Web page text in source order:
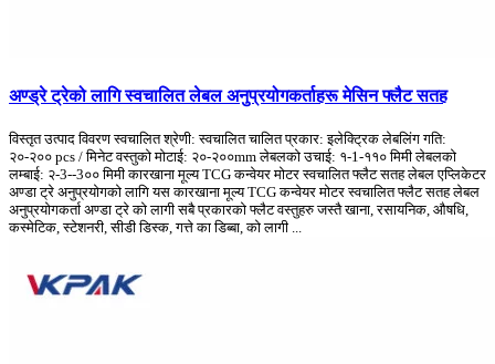
अण्ड्रे ट्रेको लागि स्वचालित लेबल अनुप्रयोगकर्ताहरू मेसिन फ्लैट सतह
विस्तृत उत्पाद विवरण स्वचालित श्रेणी: स्वचालित चालित प्रकार: इलेक्ट्रिक लेबलिंग गति:
२०-२०० pcs / मिनेट वस्तुको मोटाई: २०-२००mm लेबलको उचाई: १-1-११० मिमी लेबलको
लम्बाई: २-3--3०० मिमी कारखाना मूल्य TCG कन्वेयर मोटर स्वचालित फ्लैट सतह लेबल एप्लिकेटर
अण्डा ट्रे अनुप्रयोगको लागि यस कारखाना मूल्य TCG कन्वेयर मोटर स्वचालित फ्लैट सतह लेबल
अनुप्रयोगकर्ता अण्डा ट्रे को लागी सबै प्रकारको फ्लैट वस्तुहरु जस्तै खाना, रसायनिक, औषधि,
कस्मेटिक, स्टेशनरी, सीडी डिस्क, गत्ते का डिब्बा, को लागी ...